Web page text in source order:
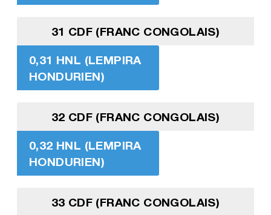
31 CDF (FRANC CONGOLAIS)
0,31 HNL (LEMPIRA
HONDURIEN)
32 CDF (FRANC CONGOLAIS)
0,32 HNL (LEMPIRA
HONDURIEN)
33 CDF (FRANC CONGOLAIS)